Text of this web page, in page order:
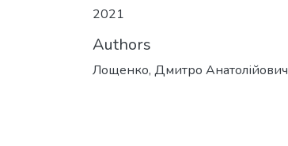
2021
Authors
Лощенко, Дмитро Анатолійович